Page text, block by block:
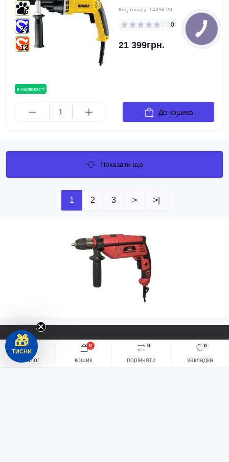
каталог порівняти
0
закладки
0
кошик
0
в наявності
6
24
12
Код товару: 14398-20
0
21 399грн.
До кошика
Показати ще
1 2 3 > >|
ТЕЛЕФОНИ:
🎁
ТИСНИ